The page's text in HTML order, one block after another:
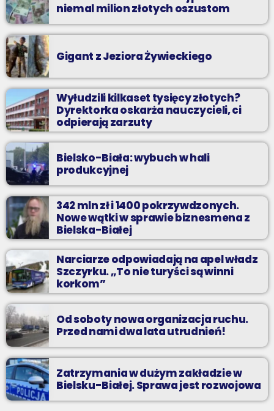
niemal milion złotych oszustom
Gigant z Jeziora Żywieckiego
Wyłudzili kilkaset tysięcy złotych?
Dyrektorka oskarża nauczycieli, ci
odpierają zarzuty
Bielsko-Biała: wybuch w hali
produkcyjnej
342 mln zł i 1400 pokrzywdzonych.
Nowe wątki w sprawie biznesmena z
Bielska-Białej
Narciarze odpowiadają na apel władz
Szczyrku. „To nie turyści są winni
korkom”
Od soboty nowa organizacja ruchu.
Przed nami dwa lata utrudnień!
Zatrzymania w dużym zakładzie w
Bielsku-Białej. Sprawa jest rozwojowa